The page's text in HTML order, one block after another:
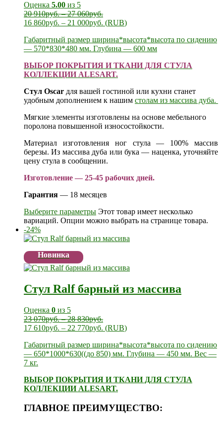
Оценка 5.00 из 5
20 910руб.–27 060руб.
16 860руб. – 21 000руб. (RUB)
Габаритный размер ширина*высота*высота по сидению
— 570*830*480 мм. Глубина — 600 мм
ВЫБОР ПОКРЫТИЯ И ТКАНИ ДЛЯ СТУЛА
КОЛЛЕКЦИИ ALESART.
Стул Oscar для вашей гостиной или кухни станет
удобным дополнением к нашим столам из массива дуба.
Мягкие элементы изготовлены на основе мебельного
поролона повышенной износостойкости.
Материал изготовления ног стула — 100% массив
березы. Из массива дуба или бука — наценка, уточняйте
цену стула в сообщении.
Изготовление — 25-45 рабочих дней.
Гарантия — 18 месяцев
Выберите параметры Этот товар имеет несколько
вариаций. Опции можно выбрать на странице товара.
-24%
Новинка
Стул Ralf барный из массива
Оценка 0 из 5
23 070руб.–28 830руб.
17 610руб. – 22 770руб. (RUB)
Габаритный размер ширина*высота*высота по сидению
— 650*1000*630((до 850) мм. Глубина — 450 мм. Вес —
7 кг.
ВЫБОР ПОКРЫТИЯ И ТКАНИ ДЛЯ СТУЛА
КОЛЛЕКЦИИ ALESART.
ГЛАВНОЕ ПРЕИМУЩЕСТВО: